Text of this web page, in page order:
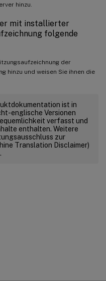
hinzu.
mit installierter
folgende
der
hinzu und weisen Sie ihnen die
ist in
englische Versionen
verfasst und
enthalten. Weitere
zur
Translation Disclaimer)
.